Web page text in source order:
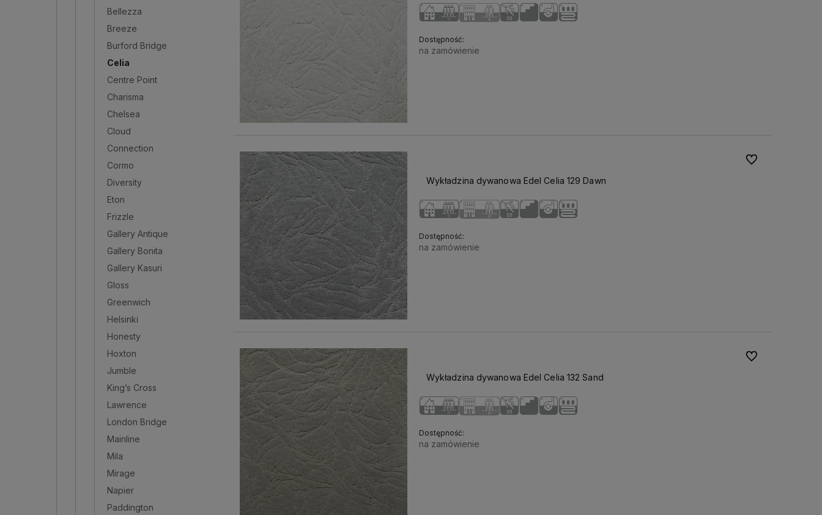
Bellezza
Breeze
Burford Bridge
Celia
Centre Point
Charisma
Chelsea
Cloud
Connection
Cormo
Diversity
Eton
Frizzle
Gallery Antique
Gallery Bonita
Gallery Kasuri
Gloss
Greenwich
Helsinki
Honesty
Hoxton
Jumble
King’s Cross
Lawrence
London Bridge
Mainline
Mila
Mirage
Napier
Paddington
Dostępność:
na zamówienie
Wykładzina dywanowa Edel Celia 129 Dawn
Dostępność:
na zamówienie
Do ulubionych
Wykładzina dywanowa Edel Celia 132 Sand
Dostępność:
na zamówienie
Do ulubionych